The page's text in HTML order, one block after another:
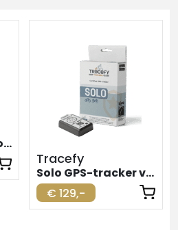
Pro GPS-tracker voor elektrische fiets
Tracefy
Solo GPS-tracker voor elektrische fiets
€ 129,-